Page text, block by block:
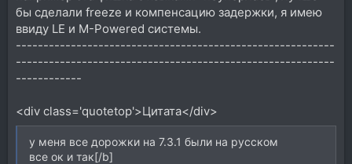
бы сделали freeze и компенсацию задержки, я имею
ввиду LE и M-Powered системы.
----------------------------------------------------------
----------------------------------------------------------
------------
<div class='quotetop'>Цитата</div>
у меня все дорожки на 7.3.1 были на русском
все ок и так[/b]